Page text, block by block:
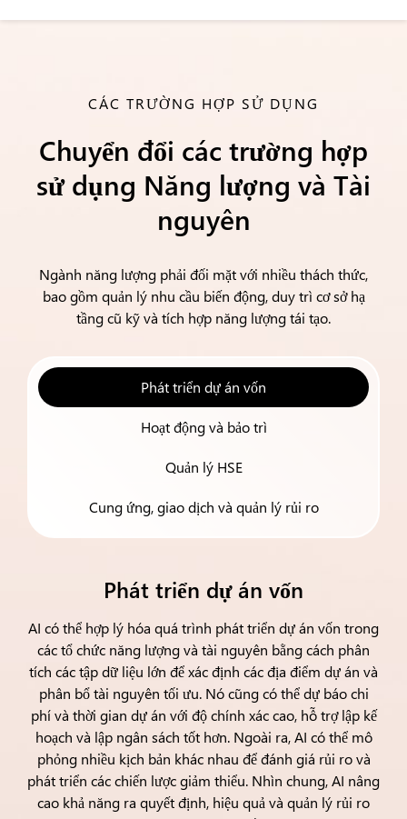
CÁC TRƯỜNG HỢP SỬ DỤNG
Chuyển đổi các trường hợp
sử dụng Năng lượng và Tài
nguyên
Ngành năng lượng phải đối mặt với nhiều thách thức,
bao gồm quản lý nhu cầu biến động, duy trì cơ sở hạ
tầng cũ kỹ và tích hợp năng lượng tái tạo.
Phát triển dự án vốn
Hoạt động và bảo trì
Quản lý HSE
Cung ứng, giao dịch và quản lý rủi ro
Phát triển dự án vốn
AI có thể hợp lý hóa quá trình phát triển dự án vốn trong
các tổ chức năng lượng và tài nguyên bằng cách phân
tích các tập dữ liệu lớn để xác định các địa điểm dự án và
phân bổ tài nguyên tối ưu. Nó cũng có thể dự báo chi
phí và thời gian dự án với độ chính xác cao, hỗ trợ lập kế
hoạch và lập ngân sách tốt hơn. Ngoài ra, AI có thể mô
phỏng nhiều kịch bản khác nhau để đánh giá rủi ro và
phát triển các chiến lược giảm thiểu. Nhìn chung, AI nâng
cao khả năng ra quyết định, hiệu quả và quản lý rủi ro